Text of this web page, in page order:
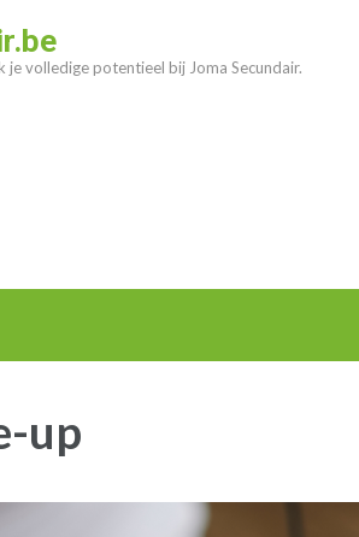
volledige potentieel bij Joma Secundair.
up